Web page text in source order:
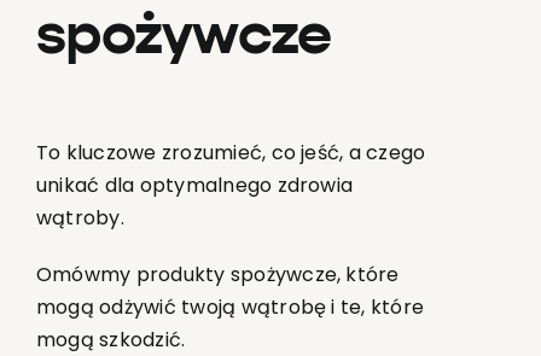
spożywcze
To kluczowe zrozumieć, co jeść, a czego
unikać dla optymalnego zdrowia
wątroby.
Omówmy produkty spożywcze, które
mogą odżywić twoją wątrobę i te, które
mogą szkodzić.